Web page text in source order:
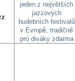
jeden z největších
jazzových
hudebních festivalů
v Evropě, tradičně
pro diváky zdarma